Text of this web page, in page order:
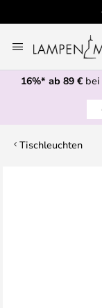
Inhalt
springen
16%* ab 89 €
Tischleuchten